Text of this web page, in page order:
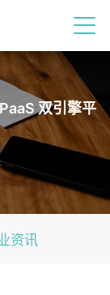
双引擎平
资讯